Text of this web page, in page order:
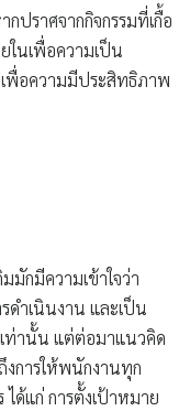
ปราศจากกิจกรรมที่เกื้อ
นเพื่อความเป็น
พื่อความมีประสิทธิภาพ
กมีความเข้าใจว่า
ดำเนินงาน และเป็น
ท่านั้น แต่ต่อมาแนวคิด
งการให้พนักงานทุก
ด้แก่ การตั้งเป้าหมาย